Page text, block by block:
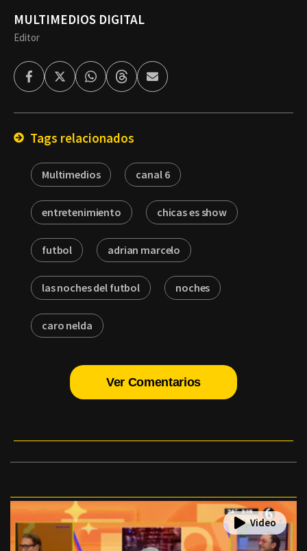
MULTIMEDIOS DIGITAL
Editor
FacebookTwitterWhatsappThreadsEnviar
por
Tags relacionados
Multimedios canal 6
entretenimiento chicas es show
futbol adrian marcelo
las noches del futbol noches
caro nelda
Ver Comentarios